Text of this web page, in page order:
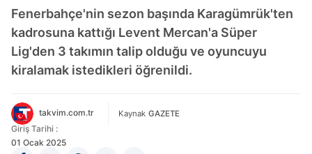
Fenerbahçe'nin sezon başında Karagümrük'ten
kadrosuna kattığı Levent Mercan'a Süper
Lig'den 3 takımın talip olduğu ve oyuncuyu
kiralamak istedikleri öğrenildi.
takvim.com.tr Kaynak GAZETE
Giriş Tarihi :
01 Ocak 2025